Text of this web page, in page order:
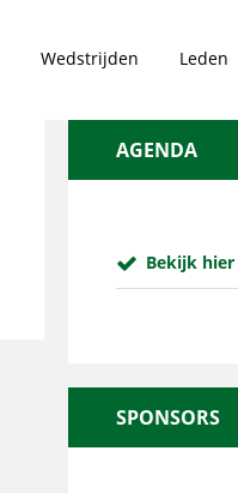
Wedstrijden Leden
AGENDA
Bekijk hier
SPONSORS